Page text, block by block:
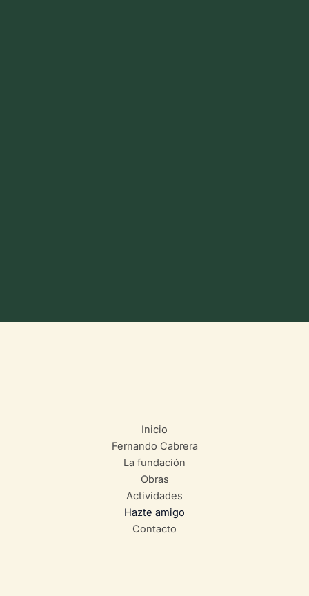
Inicio
Fernando Cabrera
La fundación
Obras
Actividades
Hazte amigo
Contacto